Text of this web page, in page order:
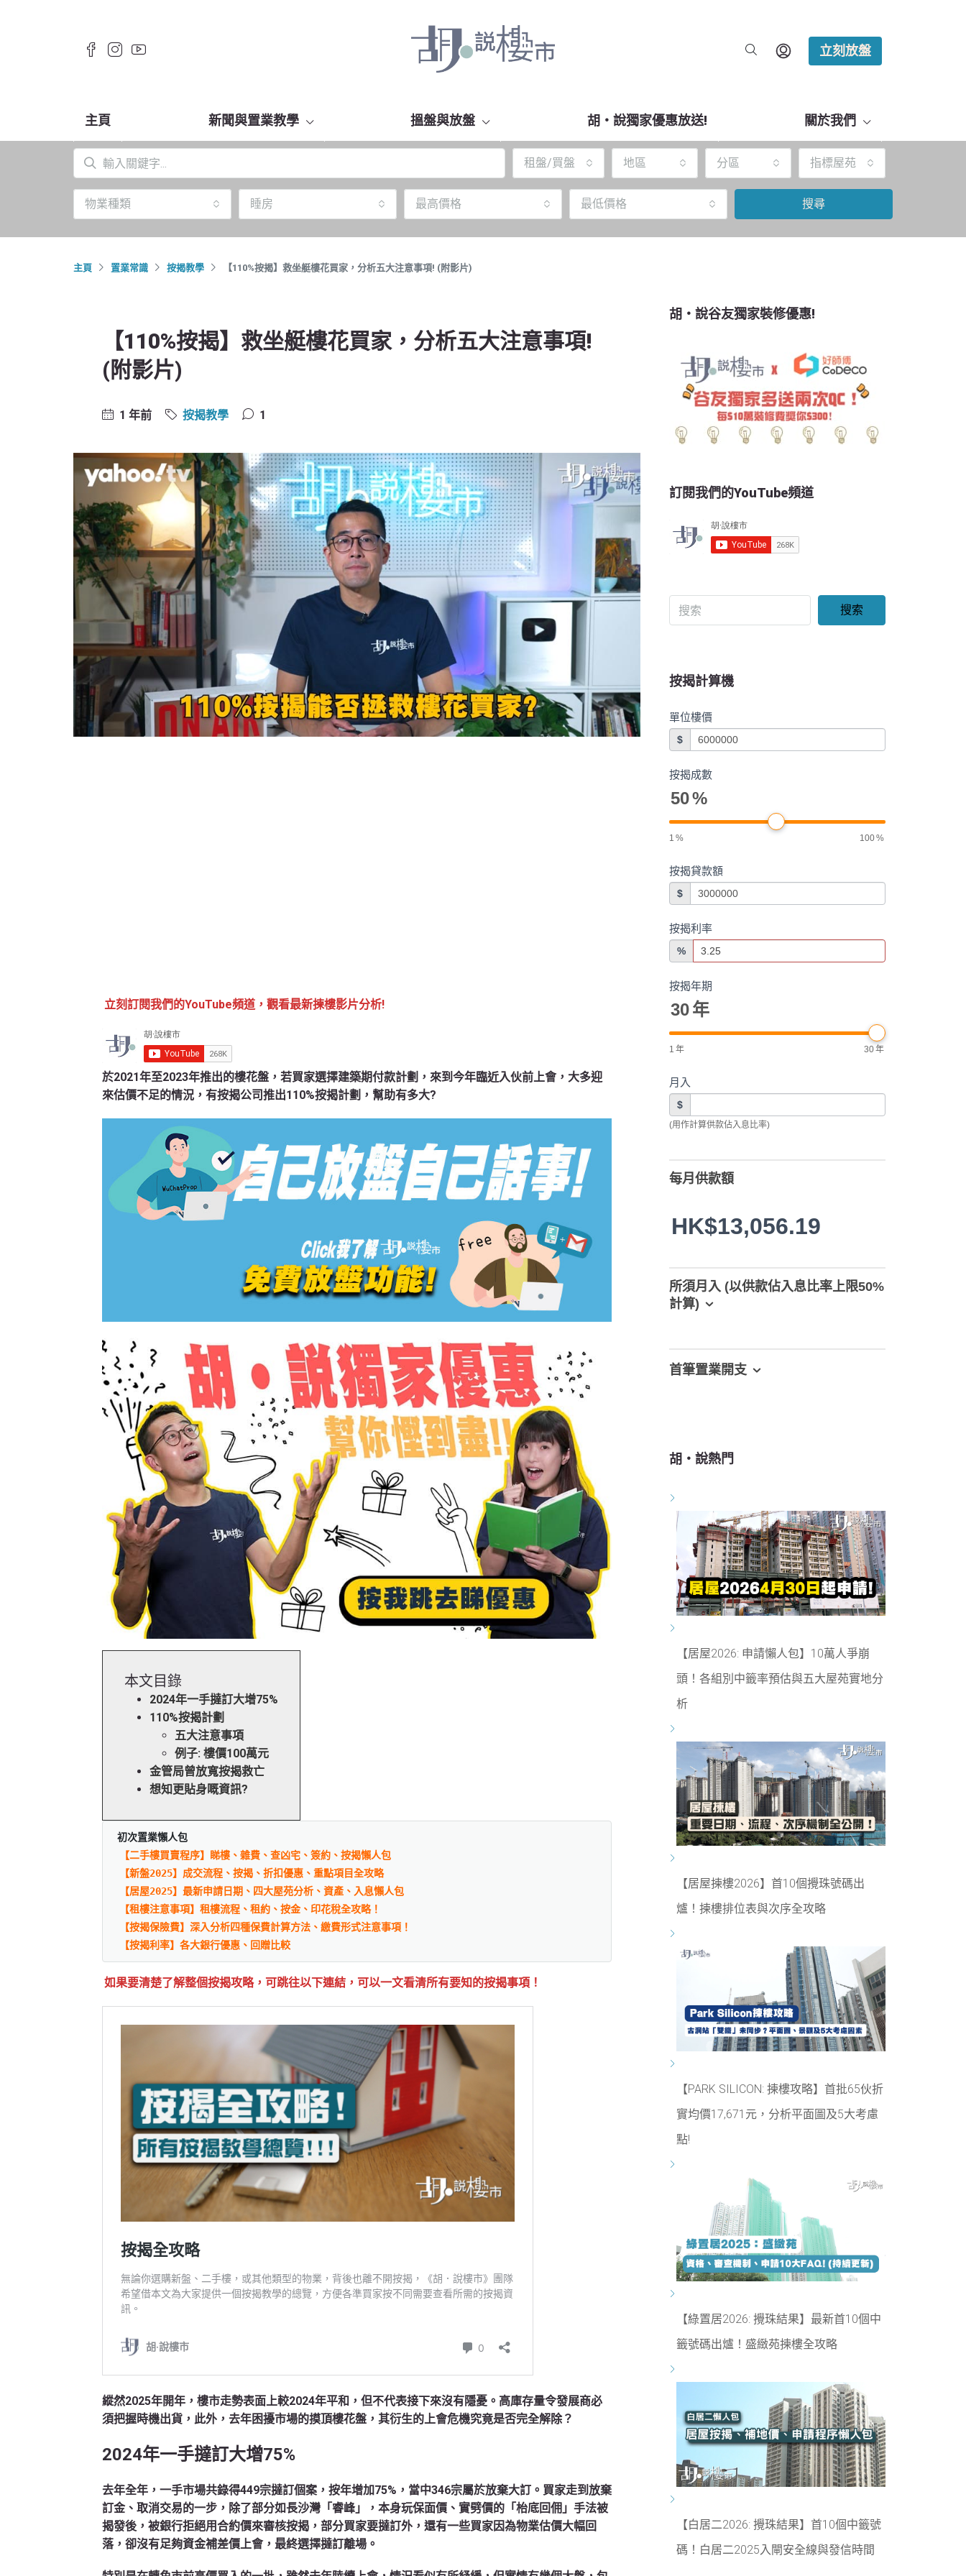
立刻放盤
主頁 新聞與置業教學 搵盤與放盤 胡‧說獨家優惠放送! 關於我們
租盤/買盤 地區 分區 指標屋苑
物業種類 睡房 最高價格 最低價格 搜尋
主頁 置業常識 按揭教學 【110%按揭】救坐艇樓花買家，分析五大注意事項! (附影片)
【110%按揭】救坐艇樓花買家，分析五大注意事項!
(附影片)
1 年前 按揭教學 1
立刻訂閱我們的YouTube頻道，觀看最新揀樓影片分析!
於2021年至2023年推出的樓花盤，若買家選擇建築期付款計劃，來到今年臨近入伙前上會，大多迎
來估價不足的情況，有按揭公司推出110%按揭計劃，幫助有多大?
本文目錄
2024年一手撻訂大增75%
110%按揭計劃
五大注意事項
例子: 樓價100萬元
金管局曾放寬按揭救亡
想知更貼身嘅資訊?
初次置業懶人包
【二手樓買賣程序】睇樓、雜費、查凶宅、簽約、按揭懶人包
【新盤2025】成交流程、按揭、折扣優惠、重點項目全攻略
【居屋2025】最新申請日期、四大屋苑分析、資產、入息懶人包
【租樓注意事項】租樓流程、租約、按金、印花稅全攻略！
【按揭保險費】深入分析四種保費計算方法、繳費形式注意事項！
【按揭利率】各大銀行優惠、回贈比較
如果要清楚了解整個按揭攻略，可跳往以下連結，可以一文看清所有要知的按揭事項！
縱然2025年開年，樓市走勢表面上較2024年平和，但不代表接下來沒有隱憂。高庫存量令發展商必
須把握時機出貨，此外，去年困擾市場的摸頂樓花盤，其衍生的上會危機究竟是否完全解除？
2024年一手撻訂大增75%
去年全年，一手市場共錄得449宗撻訂個案，按年增加75%，當中346宗屬於放棄大訂。買家走到放棄
訂金、取消交易的一步，除了部分如長沙灣「睿峰」，本身玩保面價、實劈價的「枱底回佣」手法被
揭發後，被銀行拒絕用合約價來審核按揭，部分買家要撻訂外，還有一些買家因為物業估價大幅回
落，卻沒有足夠資金補差價上會，最終選擇撻訂離場。
胡‧說谷友獨家裝修優惠!
訂閱我們的YouTube頻道
搜索
按揭計算機
單位樓價
$
按揭成數
50%
1 % 100%
按揭貸款額
$
按揭利率
%
按揭年期
30年
1 年 30年
月入
$
(用作計算供款佔入息比率)
每月供款額
HK$13,056.19
所須月入 (以供款佔入息比率上限50%
計算)
首筆置業開支
胡‧說熱門
【居屋2026: 申請懶人包】10萬人爭崩
頭！各組別中籤率預估與五大屋苑實地分
析
【居屋揀樓2026】首10個攪珠號碼出
爐！揀樓排位表與次序全攻略
【PARK SILICON: 揀樓攻略】首批65伙折
實均價17,671元，分析平面圖及5大考慮
點!
【綠置居2026: 攪珠結果】最新首10個中
籤號碼出爐！盛緻苑揀樓全攻略
【白居二2026: 攪珠結果】首10個中籤號
碼！白居二2025入閘安全線與發信時間